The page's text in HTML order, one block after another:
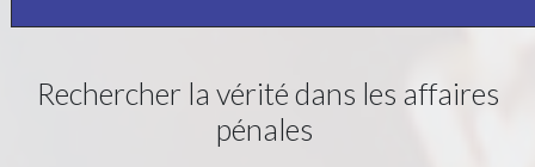
Rechercher la vérité dans les affaires
pénales